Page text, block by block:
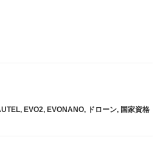
, EVO2, EVONANO, ドローン, 国家資格